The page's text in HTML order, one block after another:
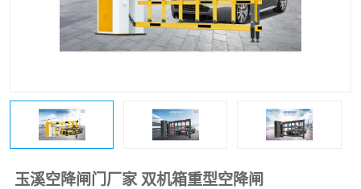
玉溪空降闸门厂家 双机箱重型空降闸